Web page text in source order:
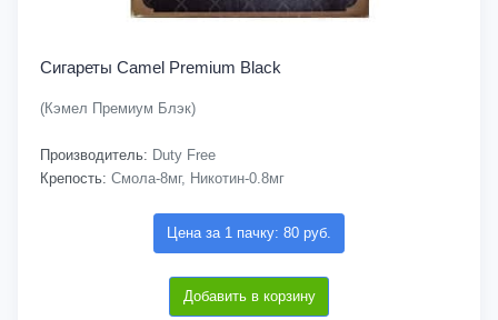
Сигареты Camel Premium Black
(Кэмел Премиум Блэк)
Производитель: Duty Free
Крепость: Смола-8мг, Никотин-0.8мг
Цена за 1 пачку: 80 руб.
Добавить в корзину